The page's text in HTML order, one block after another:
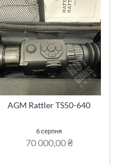
AGM Rattler TS50-640
6 серпня
70 000,00 ₴